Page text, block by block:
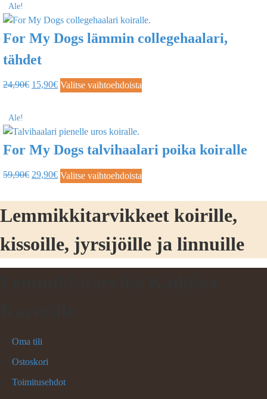
Ale!
For My Dogs lämmin collegehaalari,
tähdet
24,90€ 15,90€ Valitse vaihtoehdoista
Ale!
For My Dogs talvihaalari poika koiralle
59,90€ 29,90€ Valitse vaihtoehdoista
Lemmikkitarvikkeet koirille,
kissoille, jyrsijöille ja linnuille
Oma tili
Ostoskori
Toimitusehdot